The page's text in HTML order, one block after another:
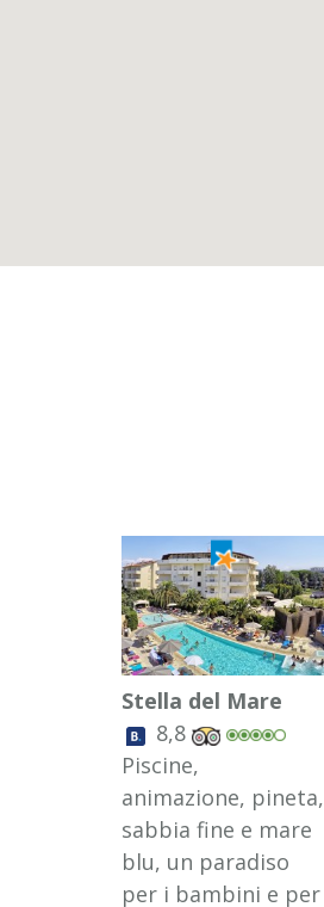
Stella del Mare
8,8
Piscine,
animazione, pineta,
sabbia fine e mare
blu, un paradiso
per i bambini e per